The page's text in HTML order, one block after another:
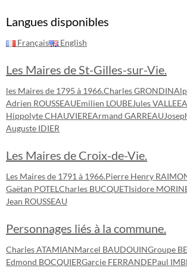
Langues disponibles
Français English
Les Maires de St-Gilles-sur-Vie.
les Maires de 1795 à 1966.Charles GRONDIN
Adrien ROUSSEAUEmilien LOUBEJules VALLEE
Hippolyte CHAUVIEREArmand GARREAU
Auguste IDIER
Les Maires de Croix-de-Vie.
Les Maires de 1791 à 1966.Pierre Henry
Gaëtan POTEL Charles BUCQUETIsidore
Jean ROUSSEAU
Personnages liés à la commune.
Charles ATAMIANMarcel BAUDOUINGroupe
Edmond BOCQUIERGarcie FERRANDEPaul